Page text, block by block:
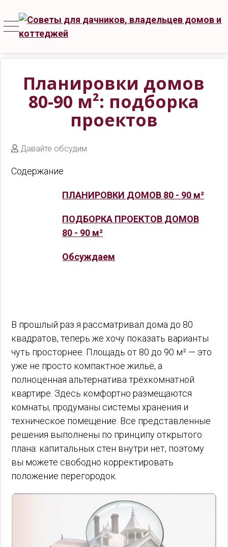
Планировки домов
80-90 м²: подборка
проектов
Давайте обсудим
Содержание
ПЛАНИРОВКИ ДОМОВ 80 - 90 м²
ПОДБОРКА ПРОЕКТОВ ДОМОВ
80 - 90 м²
Обсуждаем
В прошлый раз я рассматривал дома до 80
квадратов, теперь же хочу показать варианты
чуть просторнее. Площадь от 80 до 90 м² — это
уже не просто компактное жильё, а
полноценная альтернатива трёхкомнатной
квартире. Здесь комфортно размещаются
комнаты, продуманы системы хранения и
техническое помещение. Все представленные
решения выполнены по принципу открытого
плана: капитальных стен внутри нет, поэтому
вы можете свободно корректировать
положение перегородок.